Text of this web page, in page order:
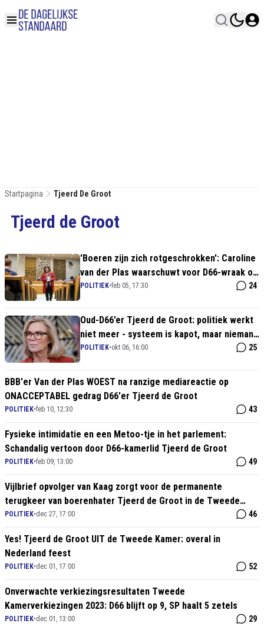
Startpagina Tjeerd De Groot
Tjeerd de Groot
'Boeren zijn zich rotgeschrokken': Caroline
van der Plas waarschuwt voor D66-wraak op
het platteland
POLITIEK•feb 05, 17:30 24
Oud-D66’er Tjeerd de Groot: politiek werkt
niet meer - systeem is kapot, maar niemand
durft het te zeggen
POLITIEK•okt 06, 16:00 25
BBB'er Van der Plas WOEST na ranzige mediareactie op
ONACCEPTABEL gedrag D66'er Tjeerd de Groot
POLITIEK•feb 10, 12:30 43
Fysieke intimidatie en een Metoo-tje in het parlement:
Schandalig vertoon door D66-kamerlid Tjeerd de Groot
POLITIEK•feb 09, 13:00 49
Vijlbrief opvolger van Kaag zorgt voor de permanente
terugkeer van boerenhater Tjeerd de Groot in de Tweede
Kamer
POLITIEK•dec 27, 17:00 46
Yes! Tjeerd de Groot UIT de Tweede Kamer: overal in
Nederland feest
POLITIEK•dec 01, 17:00 52
Onverwachte verkiezingsresultaten Tweede
Kamerverkiezingen 2023: D66 blijft op 9, SP haalt 5 zetels
POLITIEK•dec 01, 13:00 29